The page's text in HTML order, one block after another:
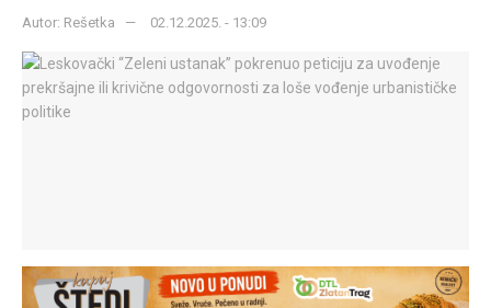
Autor: Rešetka 02.12.2025. - 13:09